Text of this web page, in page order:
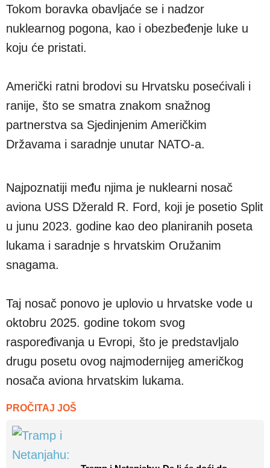
Tokom boravka obavljaće se i nadzor
nuklearnog pogona, kao i obezbeđenje luke u
koju će pristati.
Američki ratni brodovi su Hrvatsku posećivali i
ranije, što se smatra znakom snažnog
partnerstva sa Sjedinjenim Američkim
Državama i saradnje unutar NATO-a.
Najpoznatiji među njima je nuklearni nosač
aviona USS Džerald R. Ford, koji je posetio Split
u junu 2023. godine kao deo planiranih poseta
lukama i saradnje s hrvatskim Oružanim
snagama.
Taj nosač ponovo je uplovio u hrvatske vode u
oktobru 2025. godine tokom svog
raspoređivanja u Evropi, što je predstavljalo
drugu posetu ovog najmodernijeg američkog
nosača aviona hrvatskim lukama.
PROČITAJ JOŠ